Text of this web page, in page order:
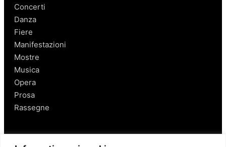
Concerti
Danza
Fiere
Manifestazioni
Mostre
Musica
Opera
Prosa
Rassegne
Salerno